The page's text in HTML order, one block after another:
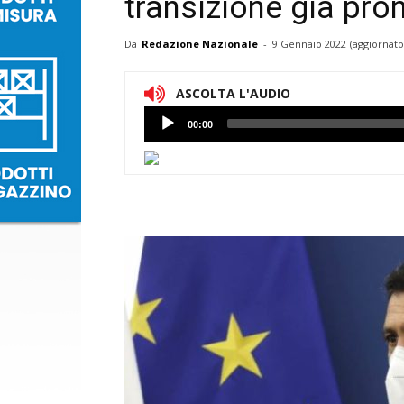
transizione già
Da Redazione Nazionale - 9 Gennaio 2022
ASCOLTA L'AUDIO
Lettore
Audio
00:00